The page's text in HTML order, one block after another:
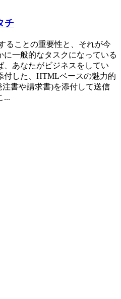
チ
ることの重要性と、それが今
に一般的なタスクになっている
、あなたがビジネスをしてい
付した、HTMLベースの魅力的
書や請求書)を添付して送信
...